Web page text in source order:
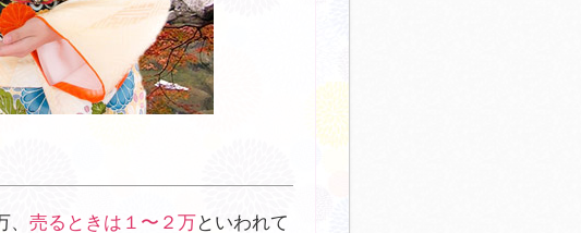
売るときは１〜２万といわれて